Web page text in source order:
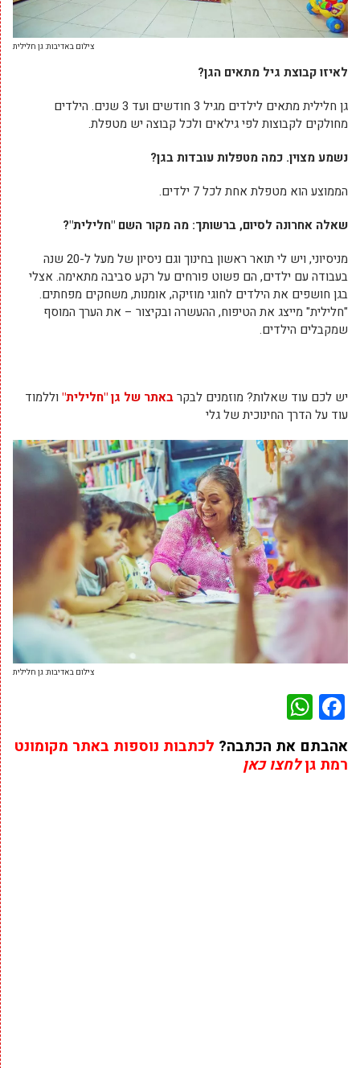
צילום באדיבות: גן חלילית
לאיזו קבוצת גיל מתאים הגן?
גן חלילית מתאים לילדים מגיל 3 חודשים ועד 3 שנים. הילדים
מחולקים לקבוצות לפי גילאים ולכל קבוצה יש מטפלת.
נשמע מצוין. כמה מטפלות עובדות בגן?
הממוצע הוא מטפלת אחת לכל 7 ילדים.
שאלה אחרונה לסיום, ברשותך: מה מקור השם "חלילית"?
מניסיוני, ויש לי תואר ראשון בחינוך וגם ניסיון של מעל ל-20 שנה
בעבודה עם ילדים, הם פשוט פורחים על רקע סביבה מתאימה. אצלי
בגן חושפים את הילדים לחוגי מוזיקה, אומנות, משחקים מפחתים.
"חלילית" מייצג את הטיפוח, ההעשרה ובקיצור – את הערך המוסף
שמקבלים הילדים.
יש לכם עוד שאלות? מוזמנים לבקרבאתר של גן "חלילית" וללמוד
עוד על הדרך החינוכית של גלי
צילום באדיבות: גן חלילית
Facebook
אהבתם את הכתבה? לכתבות נוספות באתר מקומונט
רמת גןלחצו כאן